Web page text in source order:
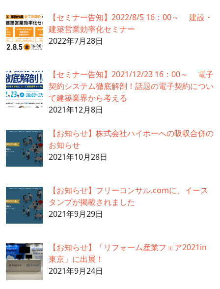
【セミナー告知】2022/8/5 16：00～ 建設・
建築営業効率化セミナー
2022年7月28日
【セミナー告知】2021/12/23 16：00～ 電子
契約システム徹底解剖！話題の電子契約につい
て建築業界から考える
2021年12月8日
【お知らせ】株式会社ハイホーへの吸収合併の
お知らせ
2021年10月28日
【お知らせ】フリーコンサル.comに、イース
タンプが掲載されました
2021年9月29日
【お知らせ】「リフォーム産業フェア2021in
東京」に出展！
2021年9月24日